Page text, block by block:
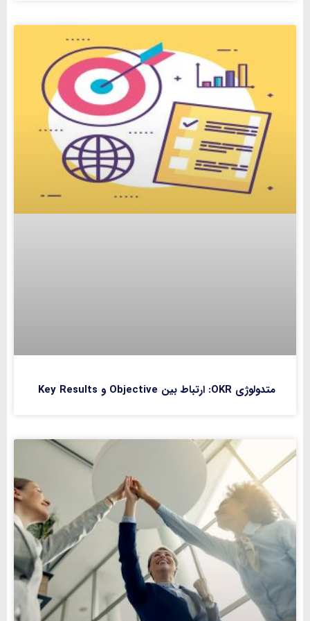
متدولوژی OKR: ارتباط بین Objective و Key Results